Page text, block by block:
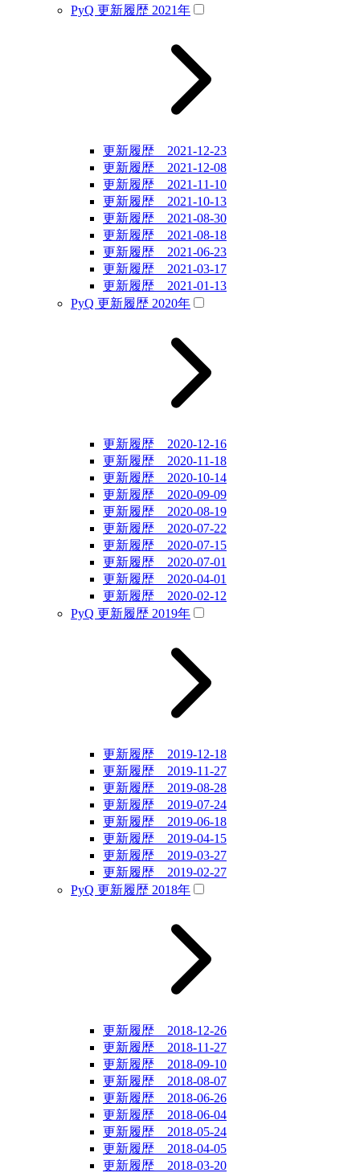
PyQ 更新履歴 2021年
更新履歴 2021-12-23
更新履歴 2021-12-08
更新履歴 2021-11-10
更新履歴 2021-10-13
更新履歴 2021-08-30
更新履歴 2021-08-18
更新履歴 2021-06-23
更新履歴 2021-03-17
更新履歴 2021-01-13
PyQ 更新履歴 2020年
更新履歴 2020-12-16
更新履歴 2020-11-18
更新履歴 2020-10-14
更新履歴 2020-09-09
更新履歴 2020-08-19
更新履歴 2020-07-22
更新履歴 2020-07-15
更新履歴 2020-07-01
更新履歴 2020-04-01
更新履歴 2020-02-12
PyQ 更新履歴 2019年
更新履歴 2019-12-18
更新履歴 2019-11-27
更新履歴 2019-08-28
更新履歴 2019-07-24
更新履歴 2019-06-18
更新履歴 2019-04-15
更新履歴 2019-03-27
更新履歴 2019-02-27
PyQ 更新履歴 2018年
更新履歴 2018-12-26
更新履歴 2018-11-27
更新履歴 2018-09-10
更新履歴 2018-08-07
更新履歴 2018-06-26
更新履歴 2018-06-04
更新履歴 2018-05-24
更新履歴 2018-04-05
更新履歴 2018-03-20